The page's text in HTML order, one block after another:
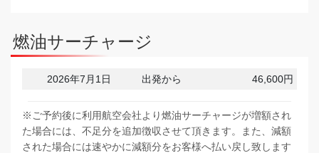
燃油サーチャージ
2026年7月1日 出発から 46,600円
※ご予約後に利用航空会社より燃油サーチャージが増額され
た場合には、不足分を追加徴収させて頂きます。また、減額
された場合には速やかに減額分をお客様へ払い戻し致します